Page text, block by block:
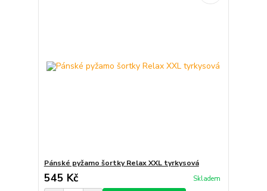
Pánské pyžamo šortky Relax XXL tyrkysová
545 Kč Skladem